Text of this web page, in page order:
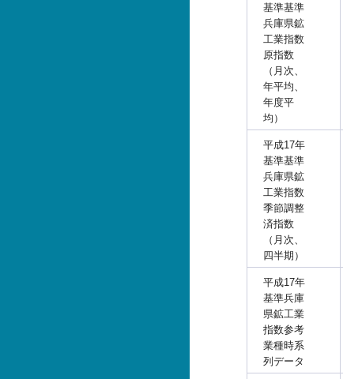
基準基準
兵庫県鉱
工業指数
原指数
（月次、
年平均、
年度平
均）
平成17年
基準基準
兵庫県鉱
工業指数
季節調整
済指数
（月次、
四半期）
平成17年
基準兵庫
県鉱工業
指数参考
業種時系
列データ